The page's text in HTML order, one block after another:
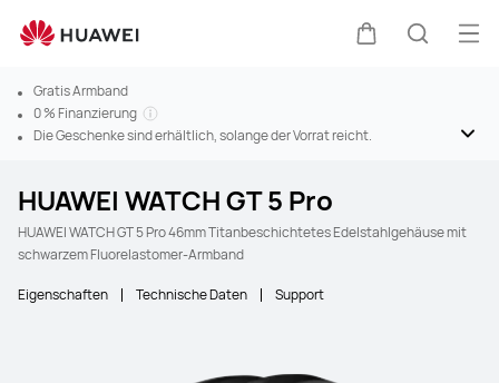
Gratis Armband
0 % Finanzierung
Die Geschenke sind erhältlich, solange der Vorrat reicht.
HUAWEI WATCH GT 5 Pro
HUAWEI WATCH GT 5 Pro 46mm Titanbeschichtetes Edelstahlgehäuse mit
schwarzem Fluorelastomer-Armband
Eigenschaften Technische Daten Support